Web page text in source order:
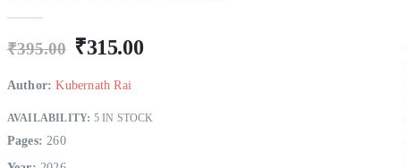
₹395.00 ₹315.00
Author: Kubernath Rai
AVAILABILITY: 5 IN STOCK
Pages: 260